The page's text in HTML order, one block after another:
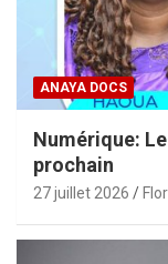
ANAYA DOCS
Numérique:
prochain
27 juillet 2026